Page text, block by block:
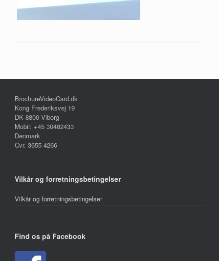
BrochureVideoCard.dk
Kong Frederiksvej 19
DK 8800 Viborg
Mobil: +45 30482433
Denmark
Cvr. 3655 4266
Vilkår og forretningsbetingelser
Vilkår og forretningsbetingelser
Find os på Facebook